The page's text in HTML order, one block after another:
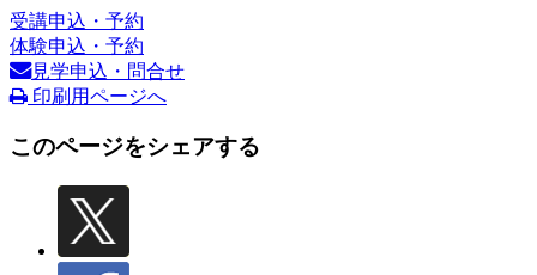
受講申込・予約
体験申込・予約
見学申込・問合せ
印刷用ページへ
このページをシェアする